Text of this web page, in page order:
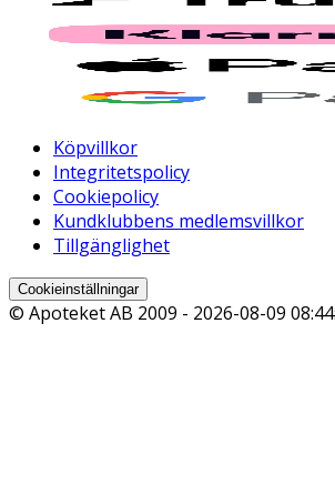
Köpvillkor
Integritetspolicy
Cookiepolicy
Kundklubbens medlemsvillkor
Tillgänglighet
Cookieinställningar
© Apoteket AB 2009 - 2026-08-09